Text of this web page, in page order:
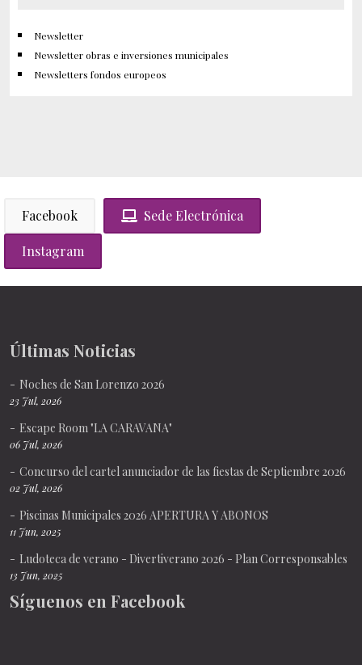
Newsletter
Newsletter obras e inversiones municipales
Newsletters fondos europeos
Facebook Sede Electrónica
Instagram
Últimas Noticias
Noches de San Lorenzo 2026
23 Jul, 2026
Escape Room "LA CARAVANA"
06 Jul, 2026
Concurso del cartel anunciador de las fiestas de Septiembre 2026
02 Jul, 2026
Piscinas Municipales 2026 APERTURA Y ABONOS
11 Jun, 2025
Ludoteca de verano - Divertiverano 2026 - Plan Corresponsables
13 Jun, 2025
Síguenos en Facebook